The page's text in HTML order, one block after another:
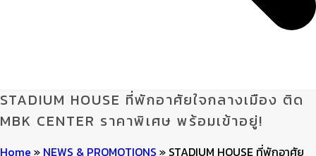
STADIUM HOUSE ที่พักอาศัยใจกลางเมือง ติด
MBK CENTER ราคาพิเศษ พร้อมเข้าอยู่!
Home » NEWS & PROMOTIONS » STADIUM HOUSE ที่พักอาศัย